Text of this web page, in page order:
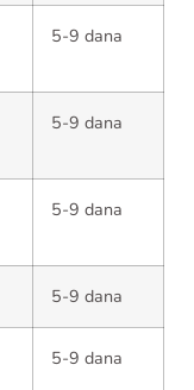
5-9 dana
5-9 dana
5-9 dana
5-9 dana
5-9 dana